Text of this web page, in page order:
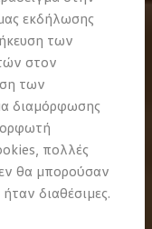
εκδήλωσης
των
στον
των
διαμόρφωσης
πολλές
θα μπορούσαν
διαθέσιμες.
ηλεκτροκίνηση
ID.
ενέργειας κατά την
ID.
αυτοκίνητα